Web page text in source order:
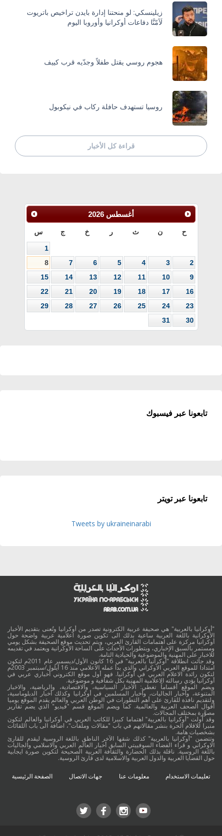
زيلينسكي: لو منحتنا إدارة بايدن تراخيص باتريوت
لَأمّنَّا دفاعات أوكرانيا وأوروبا اليوم
هجوم روسي يقتل طفلاً وجدّيه قرب كييف
روسيا تستهدف حافلة ركاب في نيكوبول
قراءة كل الأخبار
أغسطس 2026
ح ن ث ر خ ج س
1
2
3
4
5
6
7
8
9
10
11
12
13
14
15
16
17
18
19
20
21
22
23
24
25
26
27
28
29
30
31
تابعونا عبر فيسبوك
تابعونا عبر تويتر
Tweets by ukraineinarabi
"أوكرانيا بالعربية" هي صحيفة عربية الكترونية تصدر من أوكرانيا وتُعنى بتقديم الأخبار
الأوكرانية باللغة العربية ساعية بذلك الى تكوين صورة اعلامية عربية واضحة حول
أوكرانيا مركزة على اهتمامات القارئ العربي، ويتم تحديث موقع الصحيفة بشكل يومي
ومستمر بالسبق الإخباري، وبتطورات الأحداث على الساحة الأوكرانية ويعتمد في تقديمه
للاخبار على المهنية والموضوعية والحيادية التامة.
وقد جائت انطلاقة "أوكرانيا بالعربية" في 16 كانون الأول/ديسمبر عام 2011م لتكون
امتدادا للموقع العربي الاوكراني والذي بدأ عمله الاعلامي منذ 16 أيلول/سبتمبر 2003م
لتكون رائدة الاعلام العربي في أوكرانيا. فهو أول موقع الكتروني أخباري عربي في
أوكرانيا يؤدي رسالته الاعلامية المهنية بكل شفافية و موضوعية.
ويضم الموقع أقساماً تغطي: الأخبار السياسية، والاقتصادية، والرياضية، والاخبار
المتنوعة، وأخبار الجاليات، وأخبار المسلمين في أوكرانيا وكذلك أخبار الدبلوماسية،
ولتقديم نافذة للقارئ على أهم التطورات في الوطن العربي والعالم يقدم الموقع يوميا
أقوال الصحف العربية والعالمية. كما ويضم الموقع قسم "فيديو" الذي يضم تقارير
مصوَّرة بمختلف المجالات.
وقد أولت "أوكرانيا بالعربية" اهتماما كبيرا للكاتب العربي في أوكرانيا والعالم لتكون
منبرا للاقلام الحرة بنشر مقالاتهم في باب "مقالات وملفات"، اضافة الى باب اللقائات
بشخصيات هامة.
وتتضمن "أوكرانيا بالعربية" كذلك شقها الآخر الناطق باللغة الروسية ليقدم للقارئ
الاوكراني و قراء الفضاء السوفييتي السابق أخبار العالم العربي والاسلامي والجاليات
باللغة الروسية. ناقلة بذلك الحضارة والثقافة العربية الصحيحة لتكوين صورة ايجابية
حول القضايا العربية والدول العربية والاسلامية لدى قارئ الروسية.
تعليمات الاستخدام معلومات عنا جهات الاتصال الصفحة الرئيسية